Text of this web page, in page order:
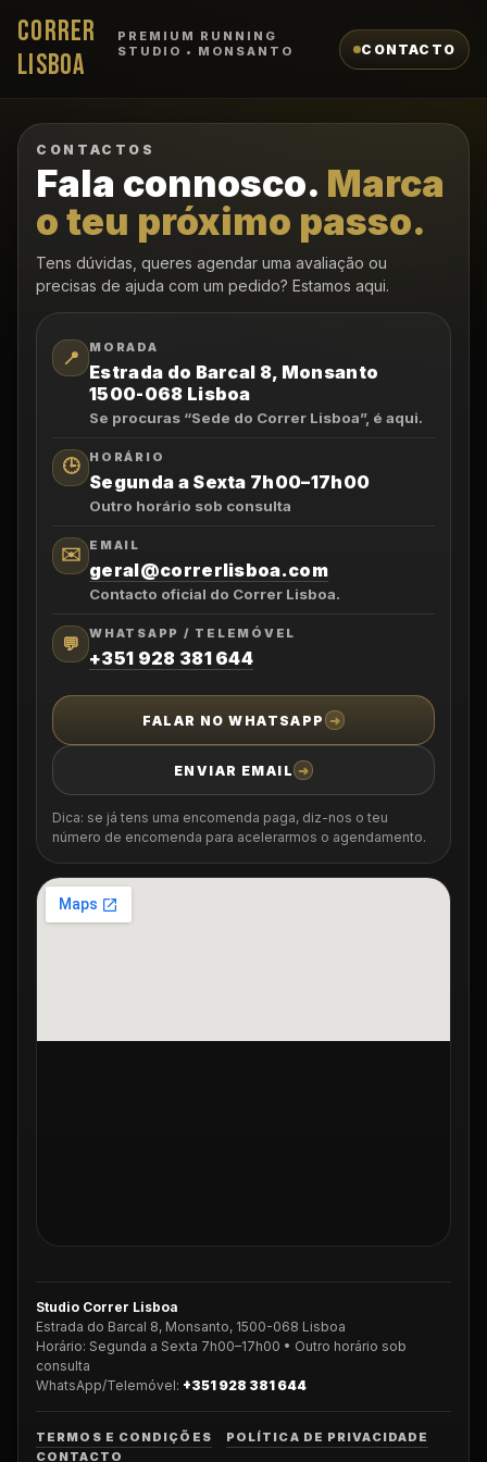
CORRER
LISBOA
PREMIUM RUNNING
STUDIO • MONSANTO
CONTACTO
CONTACTOS
Fala connosco. Marca
o teu próximo passo.
Tens dúvidas, queres agendar uma avaliação ou
precisas de ajuda com um pedido? Estamos aqui.
📍 MORADA
Estrada do Barcal 8, Monsanto
1500-068 Lisboa
Se procuras “Sede do Correr Lisboa”, é aqui.
🕒 HORÁRIO
Segunda a Sexta 7h00–17h00
Outro horário sob consulta
✉️ EMAIL
geral@correrlisboa.com
Contacto oficial do Correr Lisboa.
💬 WHATSAPP / TELEMÓVEL
+351 928 381 644
FALAR NO WHATSAPP
ENVIAR EMAIL
Dica: se já tens uma encomenda paga, diz-nos o teu
número de encomenda para acelerarmos o agendamento.
Studio Correr Lisboa
Estrada do Barcal 8, Monsanto, 1500-068 Lisboa
Horário: Segunda a Sexta 7h00–17h00 • Outro horário sob
consulta
WhatsApp/Telemóvel: +351 928 381 644
TERMOS E CONDIÇÕES
POLÍTICA DE PRIVACIDADE
CONTACTO